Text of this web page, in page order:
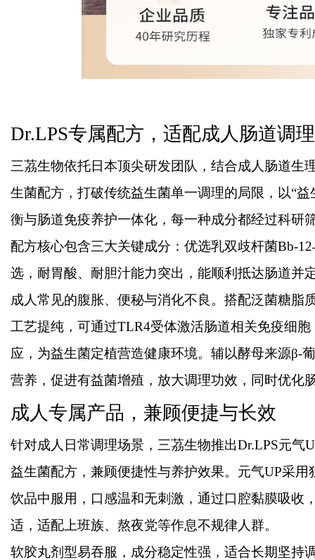
Dr.LPS专属配方，适配成人肠道调理
三茘生物依托日本顶尖研发团队，结合成人肠道生
生菌配方，打破传统益生菌单一调理的局限，以“
衡与肠道免疫养护一体化，每一种成分都经过科研
配方核心包含三大关键成分：优选乳双歧杆菌Bb-
选，耐胃酸、耐胆汁能力突出，能顺利抵达肠道并
成人常见的腹胀、便秘与消化不良。搭配泛菌糖脂
工艺提纯，可通过TLR4受体激活肠道相关免疫细
应，为益生菌定植营造健康环境。辅以酵母来源β-
营养，促进有益菌增殖，放大调理功效，同时优化
成人专属产品，兼顾便捷与长效
针对成人日常调理场景，三茘生物推出Dr.LPS元气
益生菌配方，兼顾便捷性与养护效果。元气UP采
饮品中服用，口感温和无刺激，通过口腔黏膜吸收
适，适配上班族、熬夜党等作息不规律人群。
软胶丸剂型易吞服，成分稳定性强，适合长期坚持